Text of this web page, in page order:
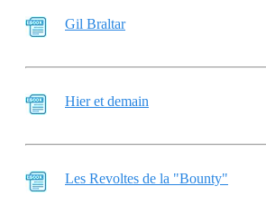
Gil Braltar
Hier et demain
Les Revoltes de la "Bounty"